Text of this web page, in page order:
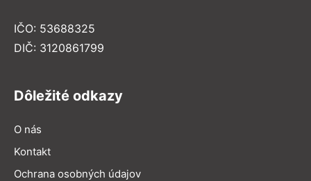
IČO: 53688325
DIČ: 3120861799
Dôležité odkazy
O nás
Kontakt
Ochrana osobných údajov